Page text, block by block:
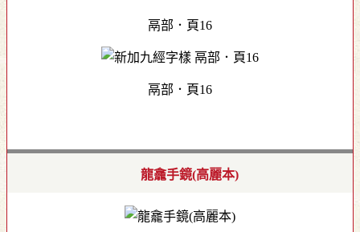
鬲部．頁16
鬲部．頁16
龍龕手鏡(高麗本)